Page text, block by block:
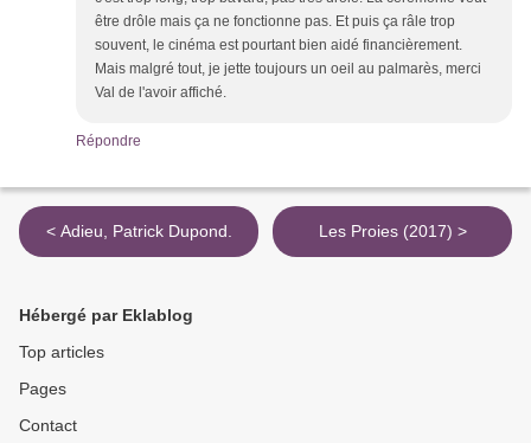
être drôle mais ça ne fonctionne pas. Et puis ça râle trop
souvent, le cinéma est pourtant bien aidé financièrement.
Mais malgré tout, je jette toujours un oeil au palmarès, merci
Val de l'avoir affiché.
Répondre
< Adieu, Patrick Dupond. Les Proies (2017) >
Hébergé par Eklablog
Top articles
Pages
Contact